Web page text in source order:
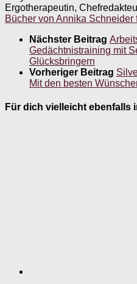
Ergotherapeutin,
Bücher von Annika Schneider
Nächster Beitrag
Gedächtnistraining mit
Glücksbringern
Vorheriger Beitrag
Mit den besten
Für dich vielleicht ebenfalls